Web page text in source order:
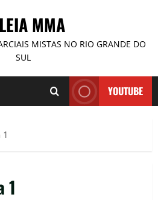
MMA
MISTAS NO RIO GRANDE DO
SUL
YOUTUBE
1